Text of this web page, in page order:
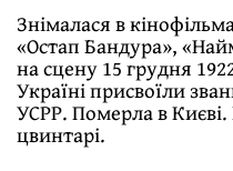
Знімалася в
«Остап Бандура»,
на сцену 15 грудня
Україні присвоїли
УСРР. Померла в
цвинтарі.